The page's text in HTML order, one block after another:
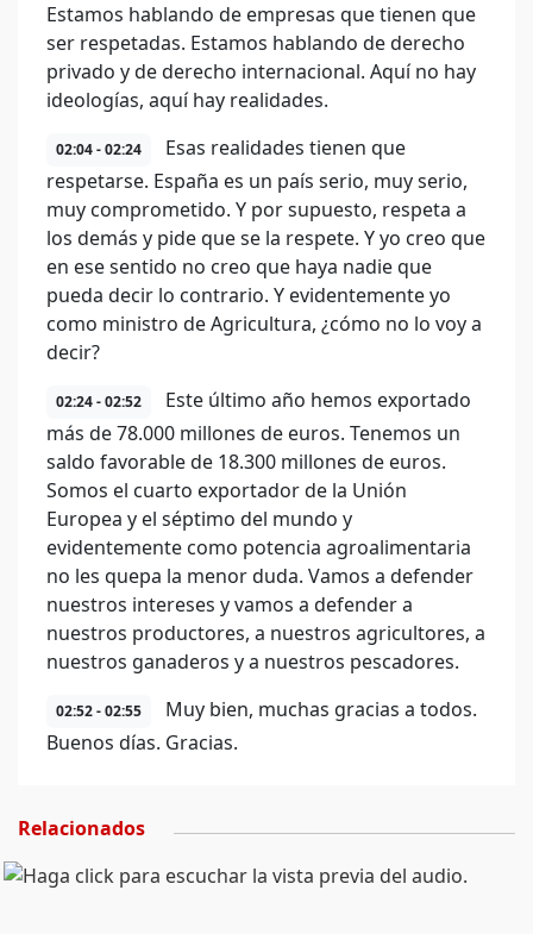
Estamos hablando de empresas que tienen que
ser respetadas. Estamos hablando de derecho
privado y de derecho internacional. Aquí no hay
ideologías, aquí hay realidades.
02:04 - 02:24
Esas realidades tienen que
respetarse. España es un país serio, muy serio,
muy comprometido. Y por supuesto, respeta a
los demás y pide que se la respete. Y yo creo que
en ese sentido no creo que haya nadie que
pueda decir lo contrario. Y evidentemente yo
como ministro de Agricultura, ¿cómo no lo voy a
decir?
02:24 - 02:52
Este último año hemos exportado
más de 78.000 millones de euros. Tenemos un
saldo favorable de 18.300 millones de euros.
Somos el cuarto exportador de la Unión
Europea y el séptimo del mundo y
evidentemente como potencia agroalimentaria
no les quepa la menor duda. Vamos a defender
nuestros intereses y vamos a defender a
nuestros productores, a nuestros agricultores, a
nuestros ganaderos y a nuestros pescadores.
02:52 - 02:55
Muy bien, muchas gracias a todos.
Buenos días. Gracias.
Relacionados